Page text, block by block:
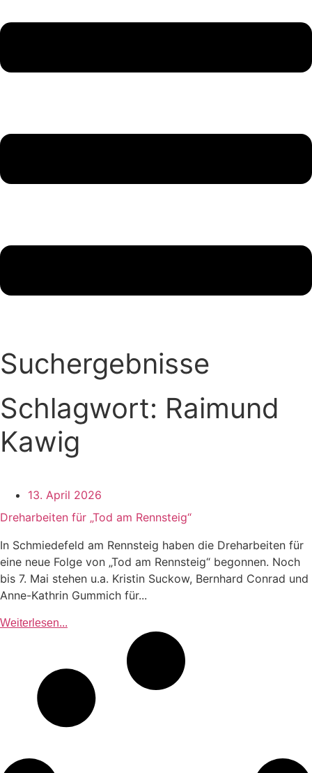
Suchergebnisse
Schlagwort: Raimund
Kawig
13. April 2026
Dreharbeiten für „Tod am Rennsteig“
In Schmiedefeld am Rennsteig haben die Dreharbeiten für
eine neue Folge von „Tod am Rennsteig“ begonnen. Noch
bis 7. Mai stehen u.a. Kristin Suckow, Bernhard Conrad und
Anne-Kathrin Gummich für...
Weiterlesen...